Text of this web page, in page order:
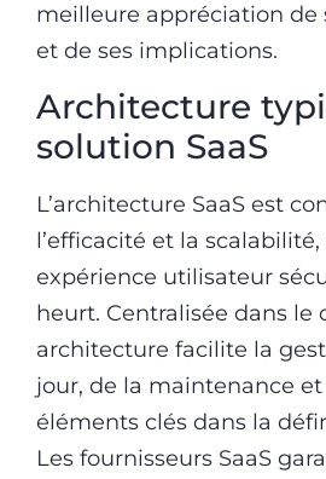
meilleure appréciation de
et de ses implications.
Architecture
solution SaaS
L’architecture SaaS est
l’efficacité et la
expérience utilisateur
heurt. Centralisée dans le
architecture facilite la
jour, de la maintenance
éléments clés dans la
Les fournisseurs SaaS